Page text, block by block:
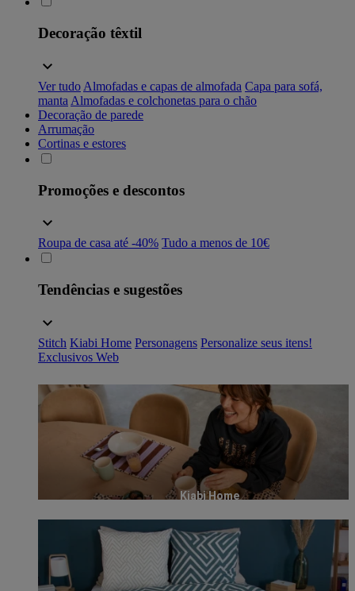
Decoração têxtil
Ver tudo Almofadas e capas de almofada Capa para sofá,
manta Almofadas e colchonetas para o chão
Decoração de parede
Arrumação
Cortinas e estores
Promoções e descontos
Roupa de casa até -40% Tudo a menos de 10€
Tendências e sugestões
Stitch Kiabi Home Personagens Personalize seus itens!
Exclusivos Web
Kiabi Home